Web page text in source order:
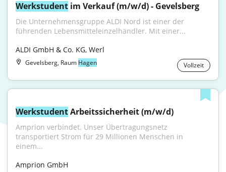
Werkstudent im Verkauf (m/w/d) - Gevelsberg
Die Unternehmensgruppe ALDI Nord ist einer der
führenden Lebensmitteleinzelhändler. Mit einer...
ALDI GmbH & Co. KG, Werl
Gevelsberg, Raum Hagen Vollzeit
Werkstudent Arbeitssicherheit (m/w/d)
Amprion verbindet. Unser Übertragungsnetz
transportiert Strom für 29 Millionen Menschen in
einem...
Amprion GmbH